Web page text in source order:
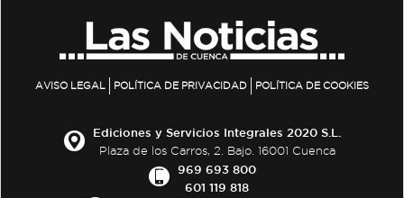
AVISO LEGAL POLÍTICA DE PRIVACIDAD POLÍTICA DE COOKIES
Ediciones y Servicios Integrales 2020 S.L.
Plaza de los Carros, 2. Bajo. 16001 Cuenca
969 693 800
601 119 818